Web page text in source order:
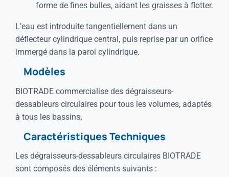
forme de fines bulles, aidant les graisses à flotter.
L’eau est introduite tangentiellement dans un
déflecteur cylindrique central, puis reprise par un orifice
immergé dans la paroi cylindrique.
Modèles
BIOTRADE commercialise des dégraisseurs-
dessableurs circulaires pour tous les volumes, adaptés
à tous les bassins.
Caractéristiques Techniques
Les dégraisseurs-dessableurs circulaires BIOTRADE
sont composés des éléments suivants :